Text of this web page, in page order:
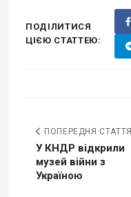
ПОДІЛИТИСЯ
ЦІЄЮ СТАТТЕЮ:
ПОПЕРЕДНЯ СТАТТЯ
У КНДР відкрили
музей війни з
Україною